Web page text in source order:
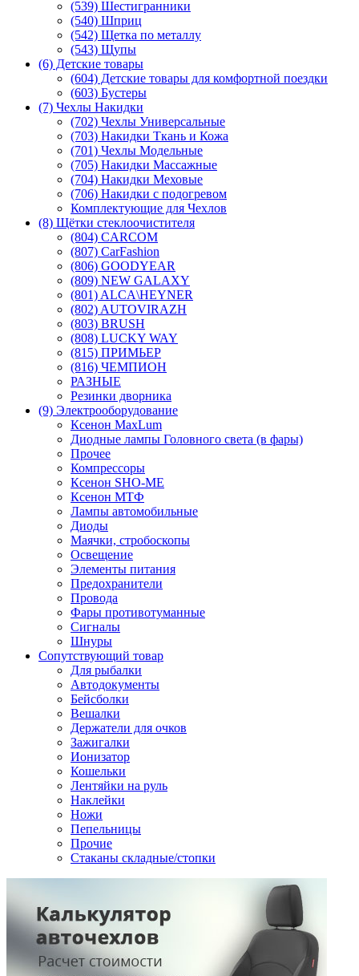
(539) Шестигранники
(540) Шприц
(542) Щетка по металлу
(543) Щупы
(6) Детские товары
(604) Детские товары для комфортной поездки
(603) Бустеры
(7) Чехлы Накидки
(702) Чехлы Универсальные
(703) Накидки Ткань и Кожа
(701) Чехлы Модельные
(705) Накидки Массажные
(704) Накидки Меховые
(706) Накидки с подогревом
Комплектующие для Чехлов
(8) Щётки стеклоочистителя
(804) CARCOM
(807) CarFashion
(806) GOODYEAR
(809) NEW GALAXY
(801) ALCA\HEYNER
(802) AUTOVIRAZH
(803) BRUSH
(808) LUCKY WAY
(815) ПРИМЬЕР
(816) ЧЕМПИОН
РАЗНЫЕ
Резинки дворника
(9) Электрооборудование
Ксенон MaxLum
Диодные лампы Головного света (в фары)
Прочее
Компрессоры
Ксенон SHO-ME
Ксенон МТФ
Лампы автомобильные
Диоды
Маячки, стробоскопы
Освещение
Элементы питания
Предохранители
Провода
Фары противотуманные
Сигналы
Шнуры
Сопутствующий товар
Для рыбалки
Автодокументы
Бейсболки
Вешалки
Держатели для очков
Зажигалки
Ионизатор
Кошельки
Лентяйки на руль
Наклейки
Ножи
Пепельницы
Прочие
Стаканы складные/стопки